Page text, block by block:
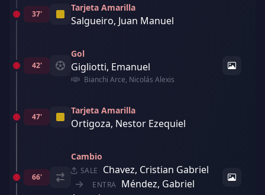
37'
Tarjeta Amarilla
Salgueiro, Juan Manuel
42'
Gol
Gigliotti, Emanuel
Bianchi Arce, Nicolás Alexis
47'
Tarjeta Amarilla
Ortigoza, Nestor Ezequiel
66'
Cambio
SALE Chavez, Cristian Gabriel
ENTRA Méndez, Gabriel